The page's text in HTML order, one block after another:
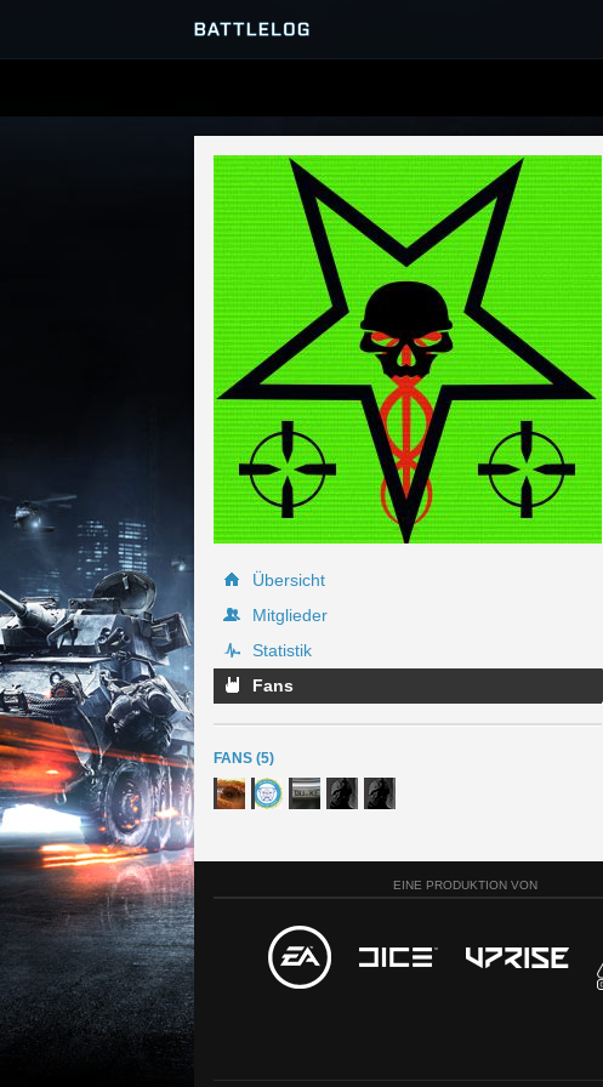
SERVER-BROWSER
MATCHES
Übersicht
Mitglieder
Statistik
Fans
FANS (5)
EINE PRODUKTION VON